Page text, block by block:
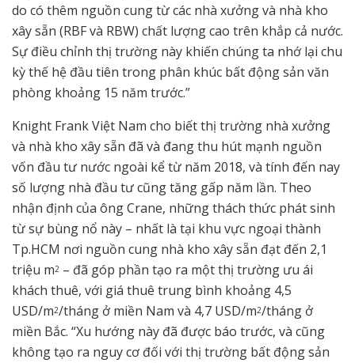
do có thêm nguồn cung từ các nhà xưởng và nhà kho
xây sẵn (RBF và RBW) chất lượng cao trên khắp cả nước.
Sự điều chỉnh thị trường này khiến chúng ta nhớ lại chu
kỳ thế hệ đầu tiên trong phân khúc bất động sản văn
phòng khoảng 15 năm trước.”
Knight Frank Việt Nam cho biết thị trường nhà xưởng
và nhà kho xây sẵn đã và đang thu hút mạnh nguồn
vốn đầu tư nước ngoài kể từ năm 2018, và tính đến nay
số lượng nhà đầu tư cũng tăng gấp năm lần. Theo
nhận định của ông Crane, những thách thức phát sinh
từ sự bùng nổ này – nhất là tại khu vực ngoại thành
Tp.HCM nơi nguồn cung nhà kho xây sẵn đạt đến 2,1
triệu m2 – đã góp phần tạo ra một thị trường ưu ái
khách thuê, với giá thuê trung bình khoảng 4,5
USD/m2/tháng ở miền Nam và 4,7 USD/m2/tháng ở
miền Bắc. “Xu hướng này đã được báo trước, và cũng
không tạo ra nguy cơ đối với thị trường bất động sản